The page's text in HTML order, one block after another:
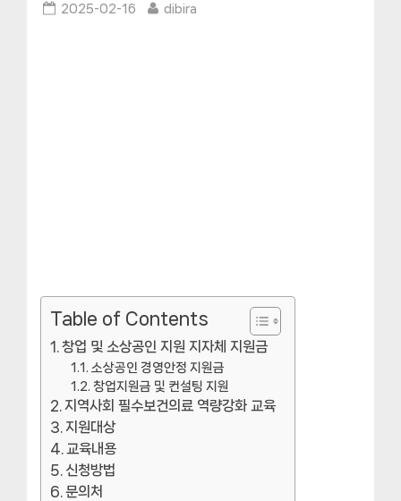
Posted
2025-02-16 By
dibira
Table of Contents
창업 및 소상공인 지원 지자체 지원금
소상공인 경영안정 지원금
창업지원금 및 컨설팅 지원
지역사회 필수보건의료 역량강화 교육
지원대상
교육내용
신청방법
문의처